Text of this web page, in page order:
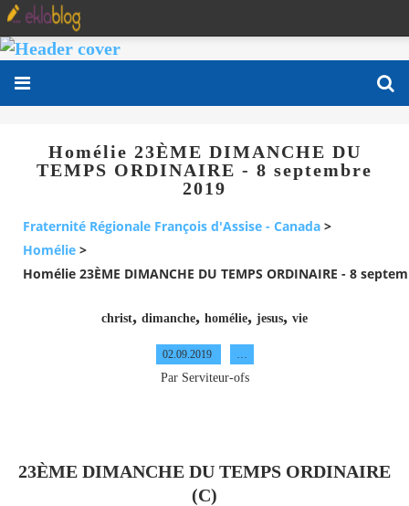
Homélie 23ÈME DIMANCHE DU
TEMPS ORDINAIRE - 8 septembre
2019
Fraternité Régionale François d'Assise - Canada >
Homélie >
Homélie 23ÈME DIMANCHE DU TEMPS ORDINAIRE - 8
christ, dimanche, homélie, jesus, vie
02.09.2019
Par Serviteur-ofs
23ÈME DIMANCHE DU TEMPS ORDINAIRE
(C)